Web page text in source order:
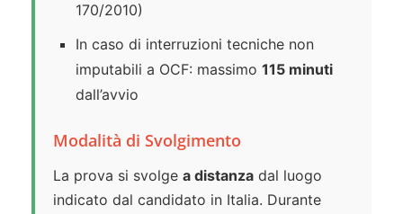
170/2010)
In caso di interruzioni tecniche non
imputabili a OCF: massimo 115 minuti
dall’avvio
Modalità di Svolgimento
La prova si svolge a distanza dal luogo
indicato dal candidato in Italia. Durante